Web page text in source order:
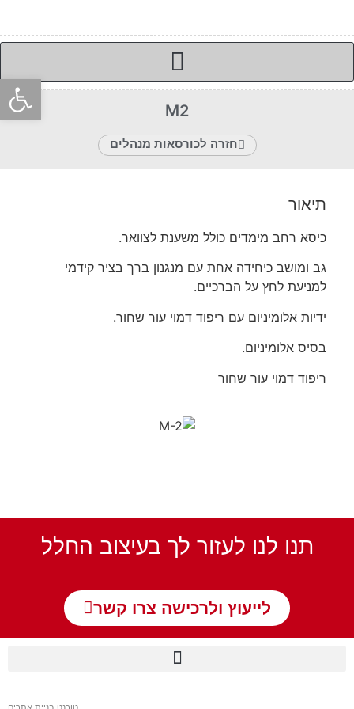
M2
חזרה לכורסאות מנהלים
תיאור
כיסא רחב מימדים כולל משענת לצוואר.
גב ומושב כיחידה אחת עם מנגנון ברך בציר קידמי
למניעת לחץ על הברכיים.
ידיות אלומיניום עם ריפוד דמוי עור שחור.
בסיס אלומיניום.
ריפוד דמוי עור שחור
תנו לנו לעזור לך בעיצוב החלל
לייעוץ ולרכישה צרו קשר
פתח